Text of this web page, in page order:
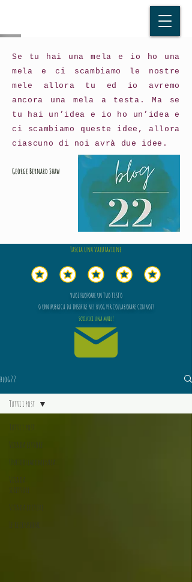
Se tu hai una mela e io ho una
mela e ci scambiamo le nostre
mele allora tu ed io avremo
ancora una mela a testa. Ma se
tu hai un’idea e io ho un’idea e
ci scambiamo queste idee, allora
ciascuno di noi avrà due idee.
George Bernard Shaw
Lascia una valutazione
VUOI PROPORRE UN TUO TESTO
O UNA RUBRICA DA INSERIRE NEL BLOG PER COLLABORARE CON NOI?
scrivici una mail!
blog22
Tutti i post
Vita da lettore
Unfioreladomenica
Vita da
scrittore
Vita da editore
Le recensioni
Tutti i post